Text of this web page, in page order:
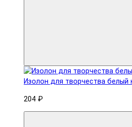
Изолон для творчества
204 ₽